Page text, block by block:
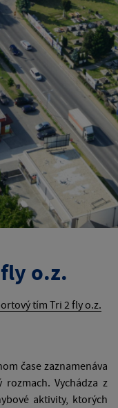
o.z.
tím Tri 2 fly o.z.
čase zaznamenáva
Vychádza z
aktivity, ktorých